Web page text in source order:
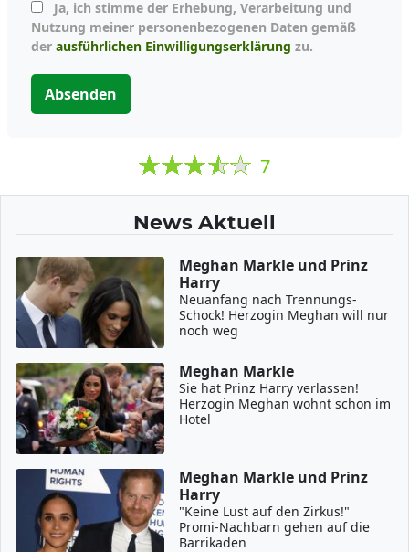
Nutzung meiner personenbezogenen Daten gemäß
der ausführlichen Einwilligungserklärung zu.
Absenden
7
News Aktuell
Meghan Markle und Prinz
Harry
Neuanfang nach Trennungs-
Schock! Herzogin Meghan will nur
noch weg
Meghan Markle
Sie hat Prinz Harry verlassen!
Herzogin Meghan wohnt schon im
Hotel
Meghan Markle und Prinz
Harry
"Keine Lust auf den Zirkus!"
Promi-Nachbarn gehen auf die
Barrikaden